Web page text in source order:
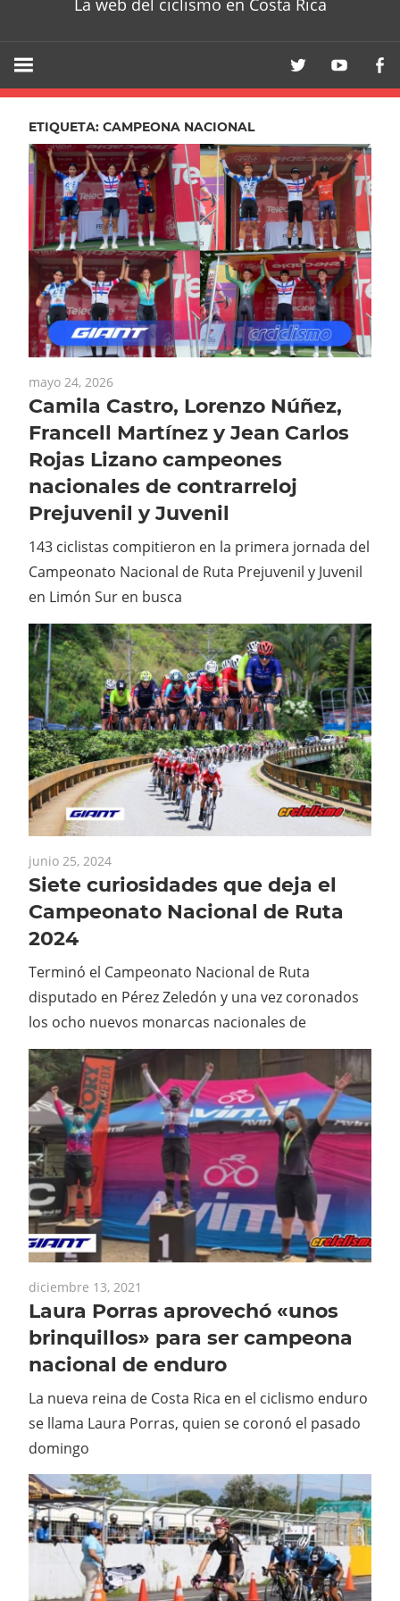
La web del ciclismo en Costa Rica
ETIQUETA: CAMPEONA NACIONAL
mayo 24, 2026
Camila Castro, Lorenzo Núñez,
Francell Martínez y Jean Carlos
Rojas Lizano campeones
nacionales de contrarreloj
Prejuvenil y Juvenil
143 ciclistas compitieron en la primera jornada del
Campeonato Nacional de Ruta Prejuvenil y Juvenil
en Limón Sur en busca
junio 25, 2024
Siete curiosidades que deja el
Campeonato Nacional de Ruta
2024
Terminó el Campeonato Nacional de Ruta
disputado en Pérez Zeledón y una vez coronados
los ocho nuevos monarcas nacionales de
diciembre 13, 2021
Laura Porras aprovechó «unos
brinquillos» para ser campeona
nacional de enduro
La nueva reina de Costa Rica en el ciclismo enduro
se llama Laura Porras, quien se coronó el pasado
domingo